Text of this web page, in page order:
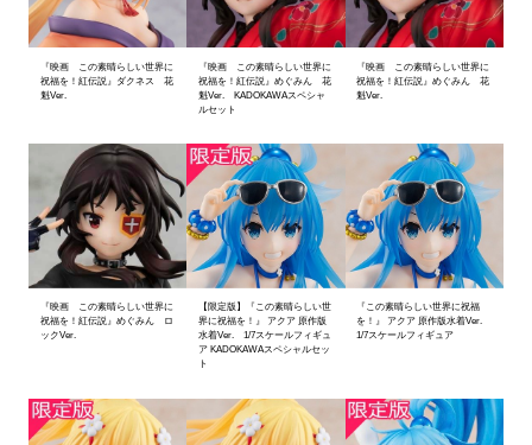
『映画 この素晴らしい世界に
祝福を！紅伝説』ダクネス 花
魁Ver.
『映画 この素晴らしい世界に
祝福を！紅伝説』めぐみん 花
魁Ver. KADOKAWAスペシャ
ルセット
『映画 この素晴らしい世界に
祝福を！紅伝説』めぐみん 花
魁Ver.
『映画 この素晴らしい世界に
祝福を！紅伝説』めぐみん ロ
ックVer.
【限定版】『この素晴らしい世
界に祝福を！』 アクア 原作版
水着Ver. 1/7スケールフィギュ
ア KADOKAWAスペシャルセッ
ト
『この素晴らしい世界に祝福
を！』 アクア 原作版水着Ver.
1/7スケールフィギュア